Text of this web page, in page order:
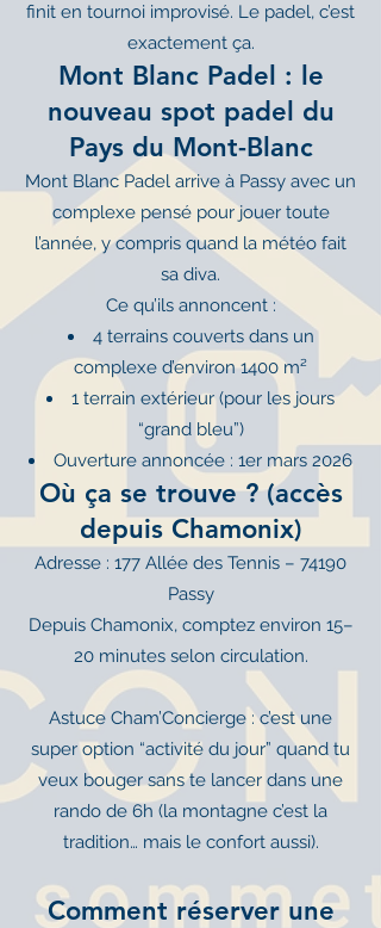
finit en tournoi improvisé. Le padel, c’est
exactement ça.
Mont Blanc Padel : le
nouveau spot padel du
Pays du Mont-Blanc
Mont Blanc Padel arrive à Passy avec un
complexe pensé pour jouer toute
l’année, y compris quand la météo fait
sa diva.
Ce qu’ils annoncent :
4 terrains couverts dans un
complexe d’environ 1400 m²
1 terrain extérieur (pour les jours
“grand bleu”)
Ouverture annoncée : 1er mars 2026
Où ça se trouve ? (accès
depuis Chamonix)
Adresse : 177 Allée des Tennis – 74190
Passy
Depuis Chamonix, comptez environ 15–
20 minutes selon circulation.
Astuce Cham’Concierge : c’est une
super option “activité du jour” quand tu
veux bouger sans te lancer dans une
rando de 6h (la montagne c’est la
tradition… mais le confort aussi).
Comment réserver une